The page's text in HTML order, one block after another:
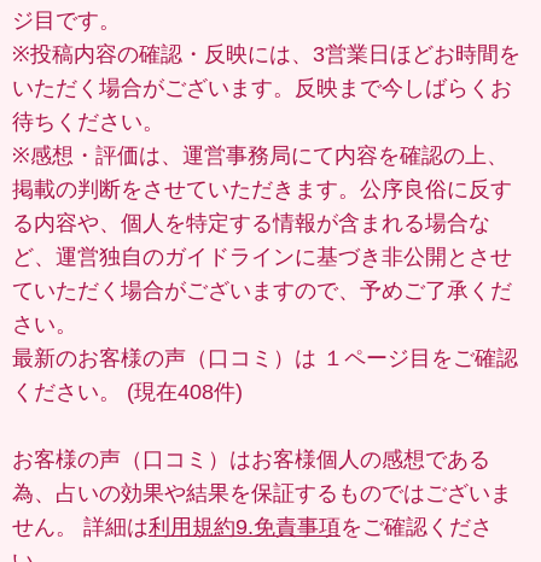
ジ目です。
※投稿内容の確認・反映には、3営業日ほどお時間を
いただく場合がございます。反映まで今しばらくお
待ちください。
※感想・評価は、運営事務局にて内容を確認の上、
掲載の判断をさせていただきます。公序良俗に反す
る内容や、個人を特定する情報が含まれる場合な
ど、運営独自のガイドラインに基づき非公開とさせ
ていただく場合がございますので、予めご了承くだ
さい。
最新のお客様の声（口コミ）は １ページ目 をご確認
ください。 (現在408件)
お客様の声（口コミ）はお客様個人の感想である
為、占いの効果や結果を保証するものではございま
せん。 詳細は利用規約9.免責事項をご確認くださ